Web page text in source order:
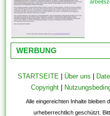
WERBUNG
STARTSEITE| Über uns
Copyright
Alle eingereichten Inhalte bleiben
urheberrechtlich geschützt.